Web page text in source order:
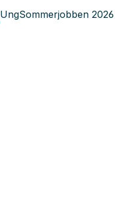
UngSommerjobben 2026